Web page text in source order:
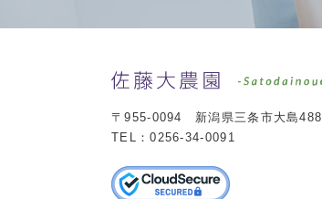
佐藤大農園
〒955-0094 新潟県三条市大島488
TEL：0256-34-0091